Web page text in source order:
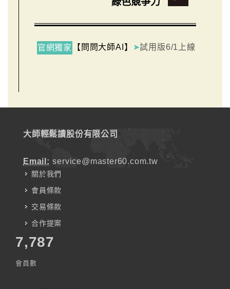
官網獨家 【問問大師AI】 ➤試用版6/1上線
大師輕鬆讀股份有限公司
Email: service@master60.com.tw
關於我們
會員條款
交易條款
合作提案
7,787
會員數